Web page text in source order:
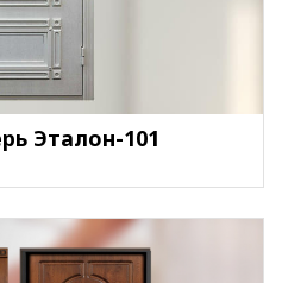
Эталон-101